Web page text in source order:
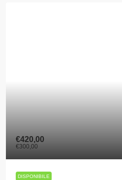
€420,00
€300,00
DISPONIBILE